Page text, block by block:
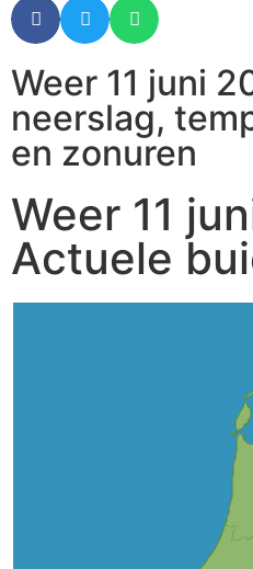
Weer 11 juni
neerslag,
en zonuren
Weer 11
Actuele